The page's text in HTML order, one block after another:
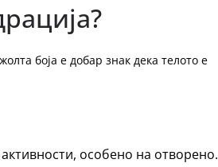
боја е добар знак дека телото е
особено на отворено.